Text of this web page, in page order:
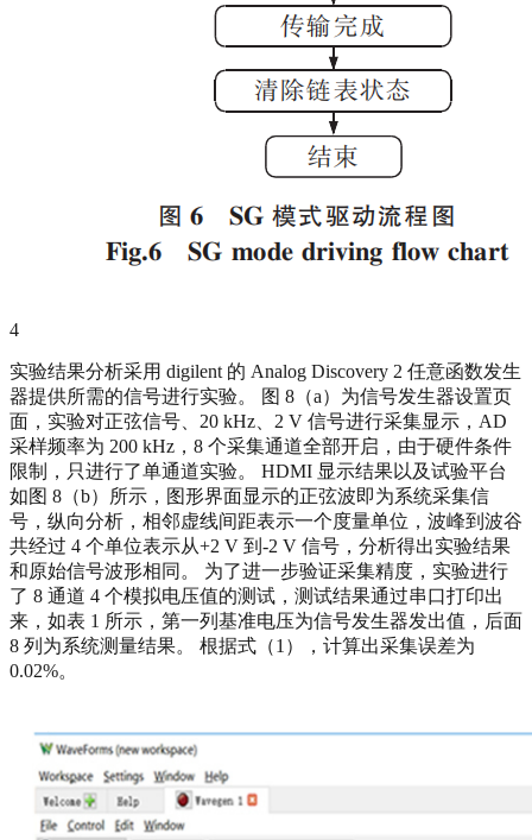
4
实验结果分析采用 digilent 的 Analog Discovery 2 任意函数发生
器提供所需的信号进行实验。 图 8（a）为信号发生器设置页
面，实验对正弦信号、20 kHz、2 V 信号进行采集显示，AD
采样频率为 200 kHz，8 个采集通道全部开启，由于硬件条件
限制，只进行了单通道实验。 HDMI 显示结果以及试验平台
如图 8（b）所示，图形界面显示的正弦波即为系统采集信
号，纵向分析，相邻虚线间距表示一个度量单位，波峰到波谷
共经过 4 个单位表示从+2 V 到-2 V 信号，分析得出实验结果
和原始信号波形相同。 为了进一步验证采集精度，实验进行
了 8 通道 4 个模拟电压值的测试，测试结果通过串口打印出
来，如表 1 所示，第一列基准电压为信号发生器发出值，后面
8 列为系统测量结果。 根据式（1），计算出采集误差为
0.02%。